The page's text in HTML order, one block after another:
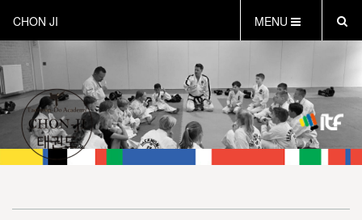
CHON JI MENU
HOME
OVER CHON-JI
TRAINEN HOE EN WAT
CHON-JI KIDS
OVER TAEKWON-DO
PROEFLES AANVRAGEN